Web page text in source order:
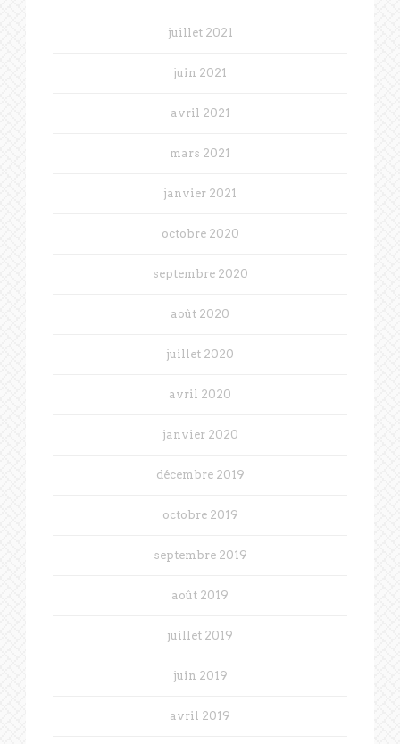
juillet 2021
juin 2021
avril 2021
mars 2021
janvier 2021
octobre 2020
septembre 2020
août 2020
juillet 2020
avril 2020
janvier 2020
décembre 2019
octobre 2019
septembre 2019
août 2019
juillet 2019
juin 2019
avril 2019